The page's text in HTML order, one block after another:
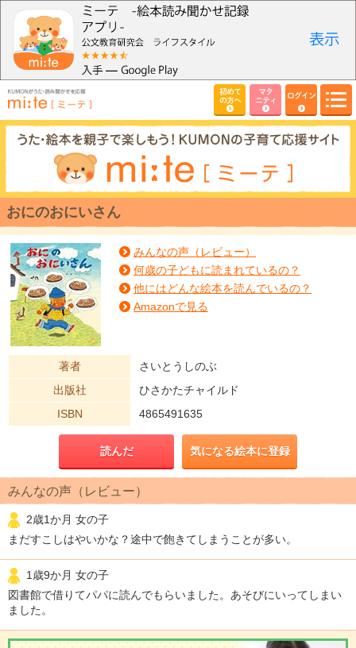
初めて
の方へ
マタ
ニティ
ログイン
おにのおにいさん
みんなの声（レビュー）
何歳の子どもに読まれているの？
他にはどんな絵本を読んでいるの？
Amazonで見る
著者
さいとうしのぶ
出版社
ひさかたチャイルド
ISBN
4865491635
読んだ 気になる絵本に登録
みんなの声（レビュー）
2歳1か月 女の子
まだすこしはやいかな？途中で飽きてしまうことが多い。
1歳9か月 女の子
図書館で借りてパパに読んでもらいました。あそびにいってしまい
ました。